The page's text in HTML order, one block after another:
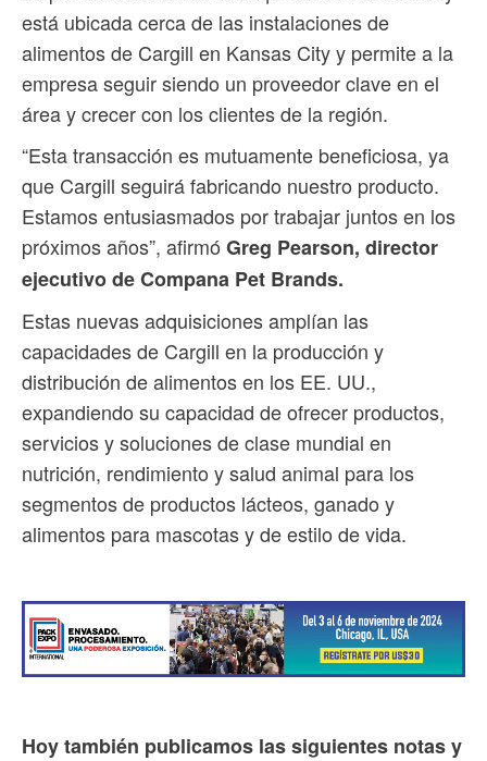
está ubicada cerca de las instalaciones de
alimentos de Cargill en Kansas City y permite a la
empresa seguir siendo un proveedor clave en el
área y crecer con los clientes de la región.
“Esta transacción es mutuamente beneficiosa, ya
que Cargill seguirá fabricando nuestro producto.
Estamos entusiasmados por trabajar juntos en los
próximos años”, afirmó Greg Pearson, director
ejecutivo de Compana Pet Brands.
Estas nuevas adquisiciones amplían las
capacidades de Cargill en la producción y
distribución de alimentos en los EE. UU.,
expandiendo su capacidad de ofrecer productos,
servicios y soluciones de clase mundial en
nutrición, rendimiento y salud animal para los
segmentos de productos lácteos, ganado y
alimentos para mascotas y de estilo de vida.
Hoy también publicamos las siguientes notas y